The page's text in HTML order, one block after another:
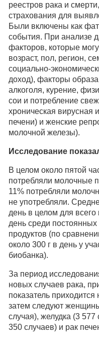
реестров рака и
страхования для
Были включены как
события. При анализе
факторов, которые
возраст, пол, регион,
социально-
доход), факторы
алкоголя, курение,
сои и потребление
хроническая вирусная
печени) и женские
молочной железы).
Исследование
В целом около пятой
потребляли молочные
11% потребляли
не употребляли.
день в целом для всего
день среди
продуктов (по
около 300 г в день у
биобанка).
За период
новых случаев рака,
показатель приходится
затем следуют
случая), желудка (3 577
350 случаев) и рак